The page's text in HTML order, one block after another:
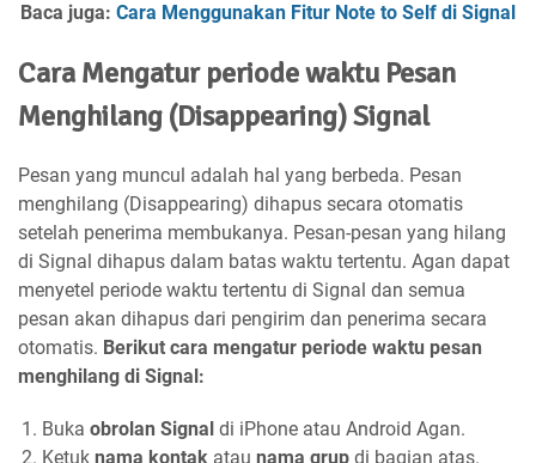
Baca juga: Cara Menggunakan Fitur Note to Self di Signal
Cara Mengatur periode waktu Pesan
Menghilang (Disappearing) Signal
Pesan yang muncul adalah hal yang berbeda. Pesan
menghilang (Disappearing) dihapus secara otomatis
setelah penerima membukanya. Pesan-pesan yang hilang
di Signal dihapus dalam batas waktu tertentu. Agan dapat
menyetel periode waktu tertentu di Signal dan semua
pesan akan dihapus dari pengirim dan penerima secara
otomatis. Berikut cara mengatur periode waktu pesan
menghilang di Signal:
Buka obrolan Signal di iPhone atau Android Agan.
Ketuk nama kontak atau nama grup di bagian atas.